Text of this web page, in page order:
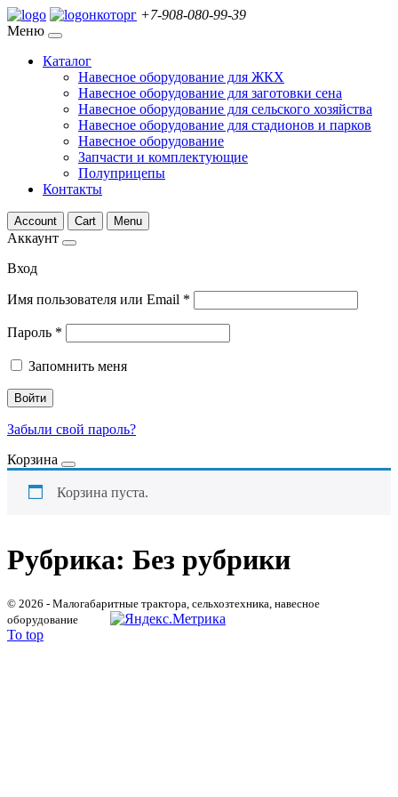
нкоторг +7-908-080-99-39
Меню
Каталог
Навесное оборудование для ЖКХ
Навесное оборудование для заготовки сена
Навесное оборудование для сельского хозяйства
Навесное оборудование для стадионов и парков
Навесное оборудование
Запчасти и комплектующие
Полуприцепы
Контакты
Account Cart Menu
Аккаунт
Вход
Имя пользователя или Email *
Пароль *
Запомнить меня
Войти
Забыли свой пароль?
Корзина
Корзина пуста.
Рубрика: Без рубрики
© 2026 - Малогабаритные трактора, сельхозтехника, навесное
оборудование
To top